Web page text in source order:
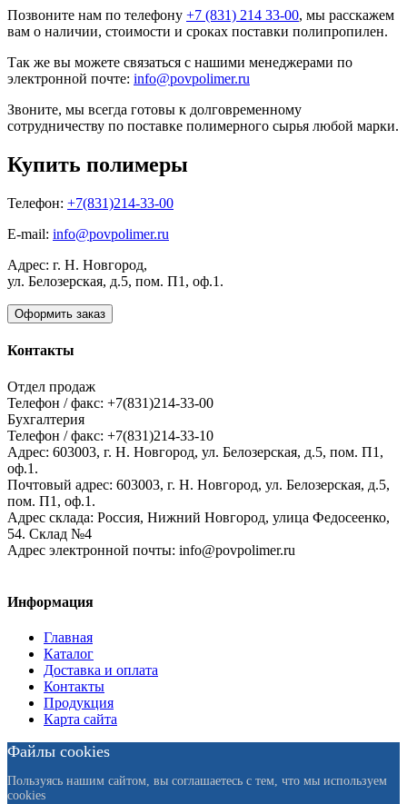
Позвоните нам по телефону +7 (831) 214 33-00, мы расскажем
вам о наличии, стоимости и сроках поставки полипропилен.
Так же вы можете связаться с нашими менеджерами по
электронной почте: info@povpolimer.ru
Звоните, мы всегда готовы к долговременному
сотрудничеству по поставке полимерного сырья любой марки.
Купить полимеры
Телефон: +7(831)214-33-00
E-mail: info@povpolimer.ru
Адрес: г. Н. Новгород,
ул. Белозерская, д.5, пом. П1, оф.1.
Оформить заказ
Контакты
Отдел продаж
Телефон / факс: +7(831)214-33-00
Бухгалтерия
Телефон / факс: +7(831)214-33-10
Адрес: 603003, г. Н. Новгород, ул. Белозерская, д.5, пом. П1,
оф.1.
Почтовый адрес: 603003, г. Н. Новгород, ул. Белозерская, д.5,
пом. П1, оф.1.
Адрес склада: Россия, Нижний Новгород, улица Федосеенко,
54. Склад №4
Адрес электронной почты: info@povpolimer.ru
Информация
Главная
Каталог
Доставка и оплата
Контакты
Продукция
Карта сайта
Файлы cookies
Пользуясь нашим сайтом, вы соглашаетесь с тем, что мы используем
cookies